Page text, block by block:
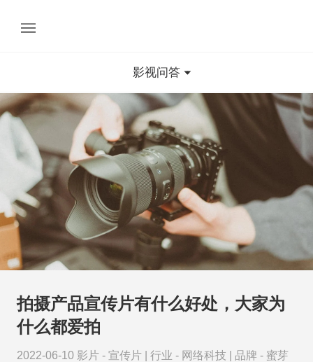
影视问答
拍摄产品宣传片有什么好处，大家为
什么都爱拍
2022-06-10 影片 - 宣传片 行业 - 网络科技 品牌 - 蜜芽